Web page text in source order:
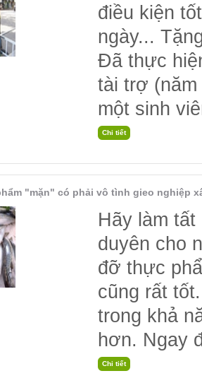
điều kiện
ngày...
Đã thực
tài trợ (năm
một sinh
"mặn" có phải vô tình gieo nghiệp
Hãy làm
duyên cho
đỡ thực
cũng rất
trong khả
hơn. Ngay